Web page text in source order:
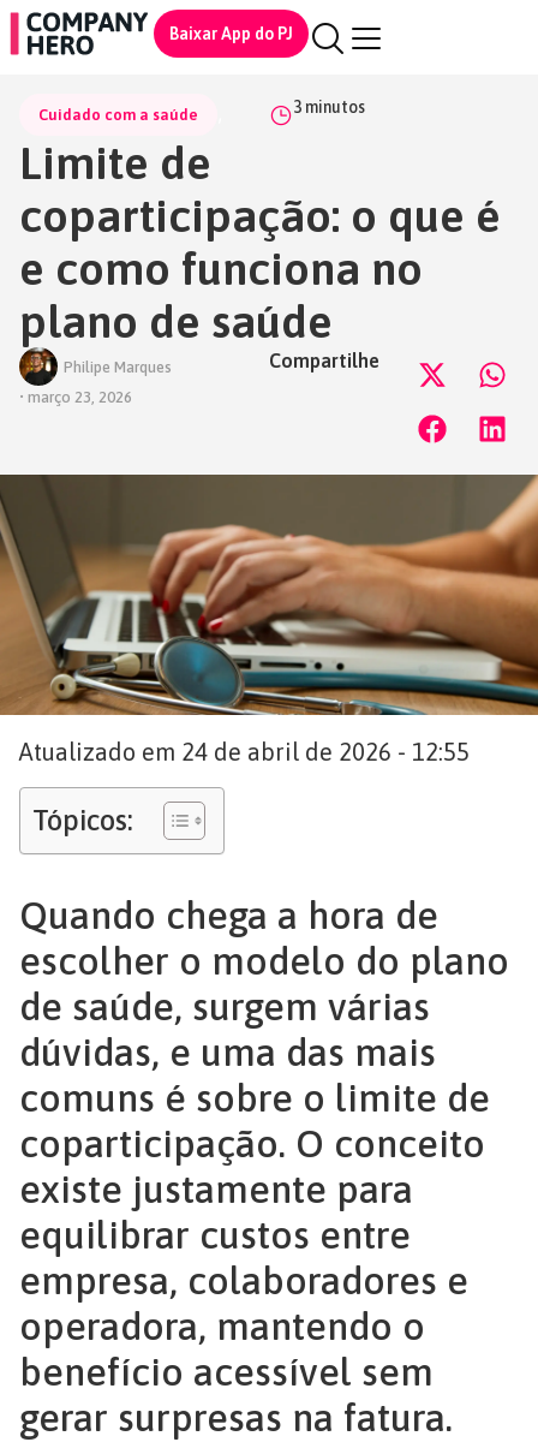
Baixar App do PJ
Cuidado com a saúde 3 minutos
Limite de
coparticipação: o que é
e como funciona no
plano de saúde
Philipe Marques
• março 23, 2026
Compartilhe
Atualizado em 24 de abril de 2026 - 12:55
Tópicos:
Quando chega a hora de
escolher o modelo do plano
de saúde, surgem várias
dúvidas, e uma das mais
comuns é sobre o limite de
coparticipação. O conceito
existe justamente para
equilibrar custos entre
empresa, colaboradores e
operadora, mantendo o
benefício acessível sem
gerar surpresas na fatura.